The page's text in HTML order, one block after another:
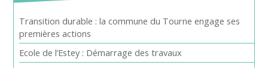
Transition durable : la commune du Tourne engage ses
premières actions
Ecole de l’Estey : Démarrage des travaux